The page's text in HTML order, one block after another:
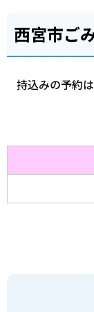
西宮市ご
持込みの予約